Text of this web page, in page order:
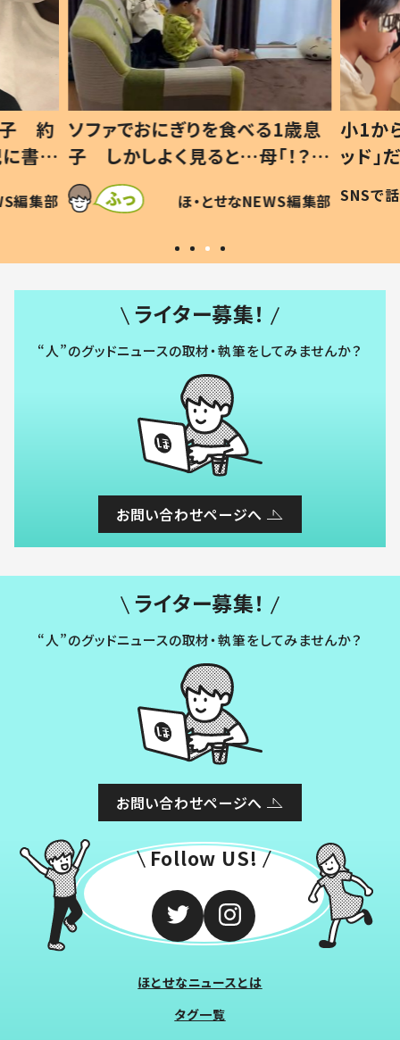
歳息
？」
編集部
小1から不登校、息子は「ギフテ
ッド」だった 父が“ウチ給食”を
作り続ける理由とは #令和の親
#令和の子
SNSで話題 ほ・とせなNEWS編集部
ひ孫
が、抱
「涙
い」
ライター募集！
“人”のグッドニュースの取材・執筆をしてみませんか？
お問い合わせページへ
ライター募集！
“人”のグッドニュースの取材・執筆をしてみませんか？
お問い合わせページへ
Follow US!
ほとせなニュースとは
タグ一覧